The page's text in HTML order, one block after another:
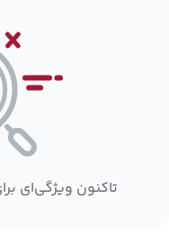
تاکنون ویژگی‌ای